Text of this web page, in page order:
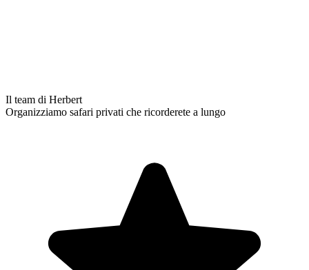
Il team di Herbert
Organizziamo safari privati che ricorderete a lungo